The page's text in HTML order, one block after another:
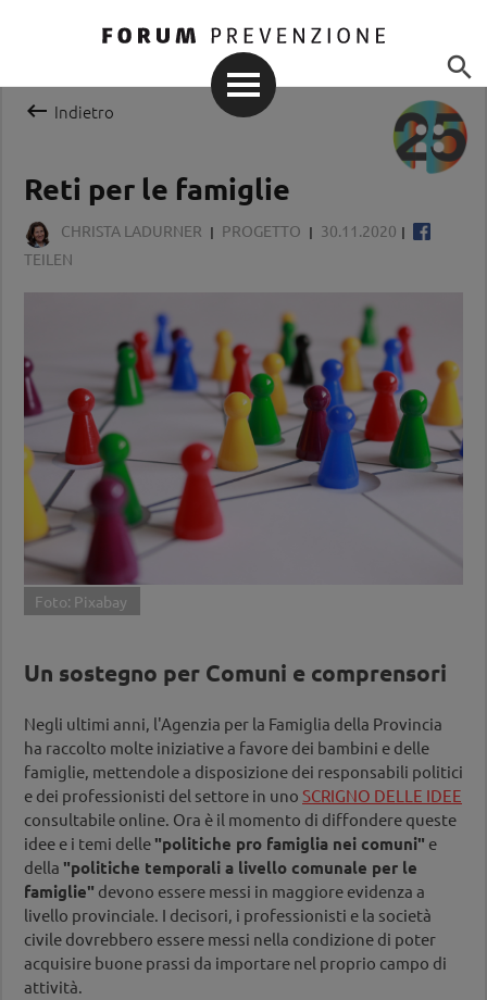

 Indietro
Reti per le famiglie
CHRISTA LADURNER PROGETTO
30.11.2020
TEILEN
Foto: Pixabay
Un sostegno per Comuni e comprensori
Negli ultimi anni, l'Agenzia per la Famiglia della Provincia
ha raccolto molte iniziative a favore dei bambini e delle
famiglie, mettendole a disposizione dei responsabili politici
e dei professionisti del settore in uno SCRIGNO DELLE IDEE
consultabile online. Ora è il momento di diffondere queste
idee e i temi delle"politiche pro famiglia nei comuni" e
della "politiche temporali a livello comunale per le
famiglie" devono essere messi in maggiore evidenza a
livello provinciale. I decisori, i professionisti e la società
civile dovrebbero essere messi nella condizione di poter
acquisire buone prassi da importare nel proprio campo di
attività.